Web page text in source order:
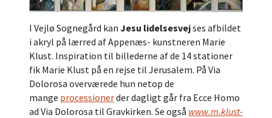
I Vejlø Sognegård kan Jesu lidelsesvejses afbildet
i akryl på lærred af Appenæs- kunstneren Marie
Klust. Inspiration til billederne af de 14 stationer
fik Marie Klust på en rejse til Jerusalem. På Via
Dolorosa overværede hun netop de
mange processionerder dagligt går fra Ecce Homo
ad Via Dolorosa til Gravkirken. Se også www.m.klust-